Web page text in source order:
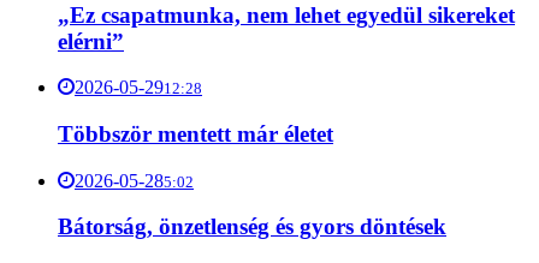
„Ez csapatmunka, nem lehet egyedül sikereket
elérni”
2026-05-2912:28
Többször mentett már életet
2026-05-285:02
Bátorság, önzetlenség és gyors döntések